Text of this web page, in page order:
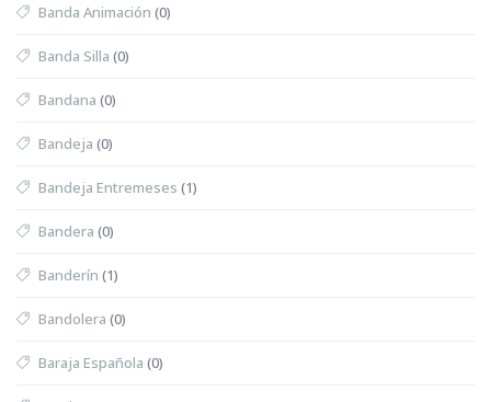
Banda Animación (0)
Banda Silla (0)
Bandana (0)
Bandeja (0)
Bandeja Entremeses (1)
Bandera (0)
Banderín (1)
Bandolera (0)
Baraja Española (0)